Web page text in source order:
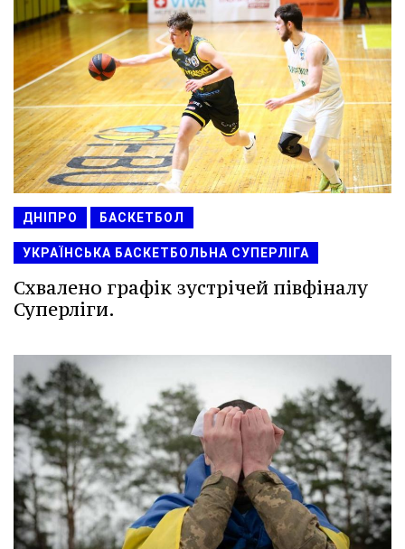
ДНІПРО БАСКЕТБОЛ
УКРАЇНСЬКА БАСКЕТБОЛЬНА СУПЕРЛІГА
Схвалено графік зустрічей півфіналу
Суперліги.